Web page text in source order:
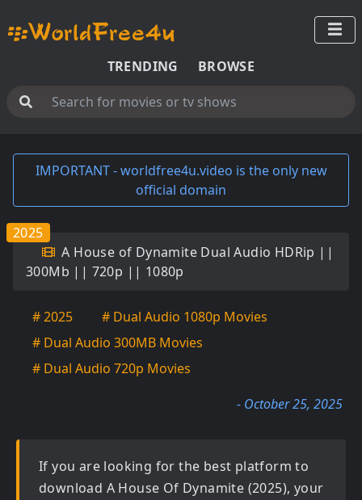
TRENDING BROWSE
IMPORTANT - worldfree4u.video is the only new
official domain
A House of Dynamite Dual Audio HDRip ||
300Mb || 720p || 1080p
2025
# 2025
# Dual Audio 1080p Movies
# Dual Audio 300MB Movies
# Dual Audio 720p Movies
- October 25, 2025
If you are looking for the best platform to
download A House Of Dynamite (2025), your